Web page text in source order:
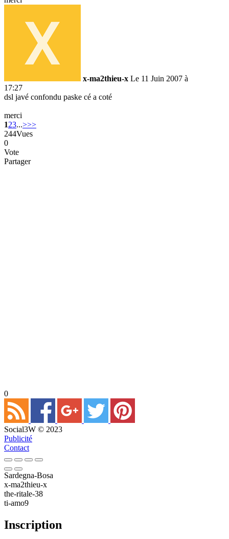
x-ma2thieu-x Le 11 Juin 2007 à
17:27
dsl javé confondu paske cé a coté
merci
123...>>>
244Vues
0
Vote
Partager
0
Social3W © 2023
Publicité
Contact
Sardegna-Bosa
x-ma2thieu-x
the-ritale-38
ti-amo9
Inscription